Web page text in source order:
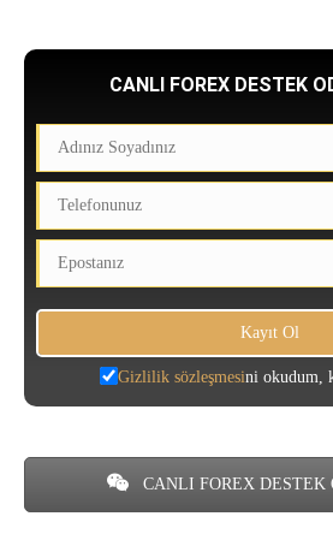
CANLI FOREX DESTEK
Gizlilik sözleşmesini okudum,
CANLI FOREX DESTEK